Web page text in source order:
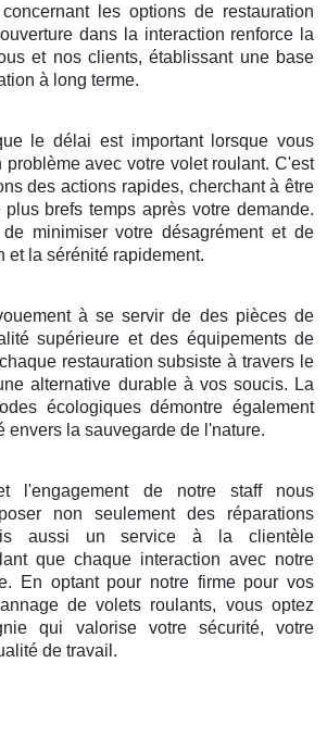
les options de restauration
dans la interaction renforce la
et nos clients, établissant une base
à long terme.
le délai est important lorsque vous
problème avec votre volet roulant. C'est
des actions rapides, cherchant à être
brefs temps après votre demande.
minimiser votre désagrément et de
et la sérénité rapidement.
à se servir de des pièces de
supérieure et des équipements de
restauration subsiste à travers le
alternative durable à vos soucis. La
écologiques démontre également
envers la sauvegarde de l'nature.
l'engagement de notre staff nous
non seulement des réparations
aussi un service à la clientèle
que chaque interaction avec notre
En optant pour notre firme pour vos
de volets roulants, vous optez
qui valorise votre sécurité, votre
de travail.